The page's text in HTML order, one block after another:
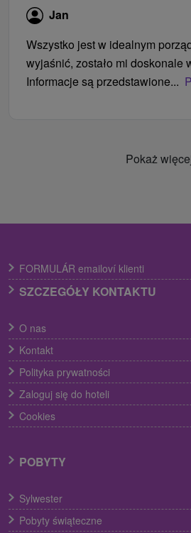
Jan
Wszystko jest w idealnym
wyjaśnić, zostało mi doskonale
Informacje są przedstawione...
Pokaż
FORMULÁR emailoví klienti
SZCZEGÓŁY KONTAKTU
O nas
Kontakt
Polityka prywatności
Zaloguj się do hoteli
Cookies
POBYTY
Sylwester
Pobyty świąteczne